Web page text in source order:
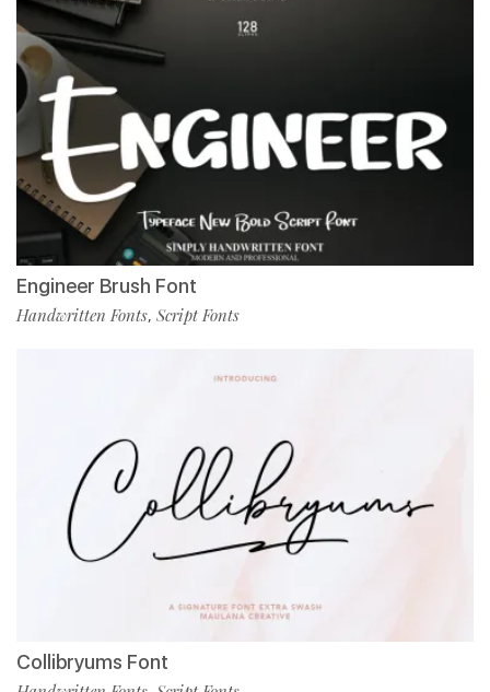
Engineer Brush Font
Handwritten Fonts, Script Fonts
Collibryums Font